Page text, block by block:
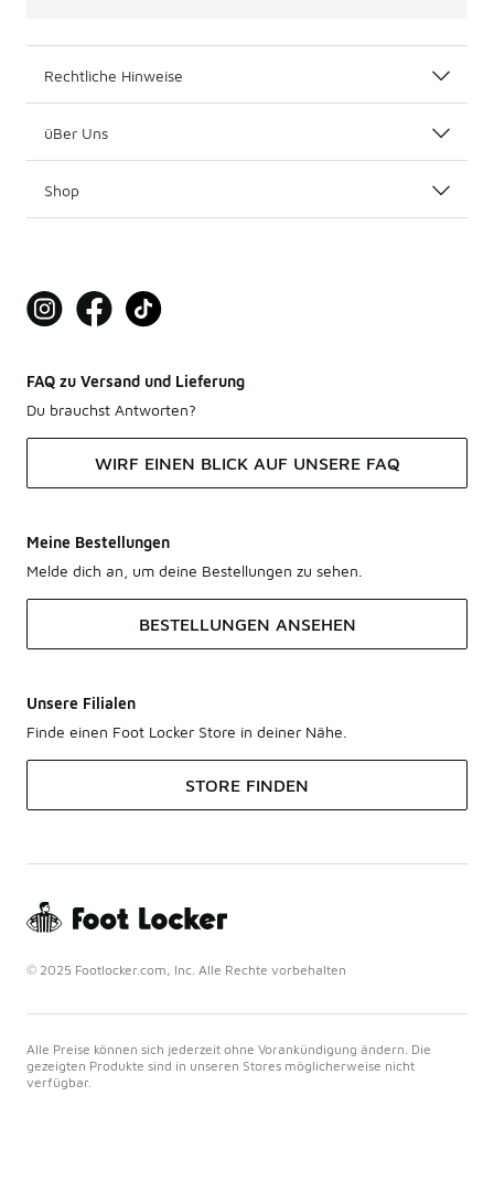
Rechtliche Hinweise
üBer Uns
Shop
FAQ zu Versand und Lieferung
Du brauchst Antworten?
WIRF EINEN BLICK AUF UNSERE FAQ
Meine Bestellungen
Melde dich an, um deine Bestellungen zu sehen.
BESTELLUNGEN ANSEHEN
Unsere Filialen
Finde einen Foot Locker Store in deiner Nähe.
STORE FINDEN
© 2025 Footlocker.com, Inc. Alle Rechte vorbehalten
Alle Preise können sich jederzeit ohne Vorankündigung ändern. Die
gezeigten Produkte sind in unseren Stores möglicherweise nicht
verfügbar.